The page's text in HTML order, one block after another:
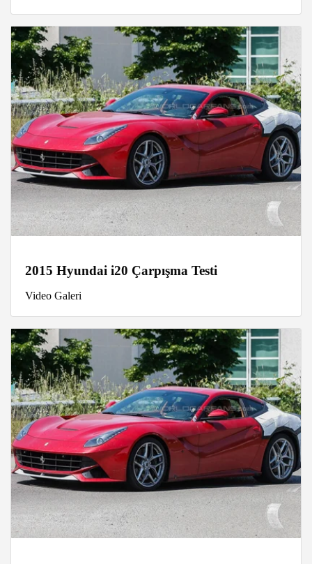
2015 Hyundai i20 Çarpışma Testi
Video Galeri